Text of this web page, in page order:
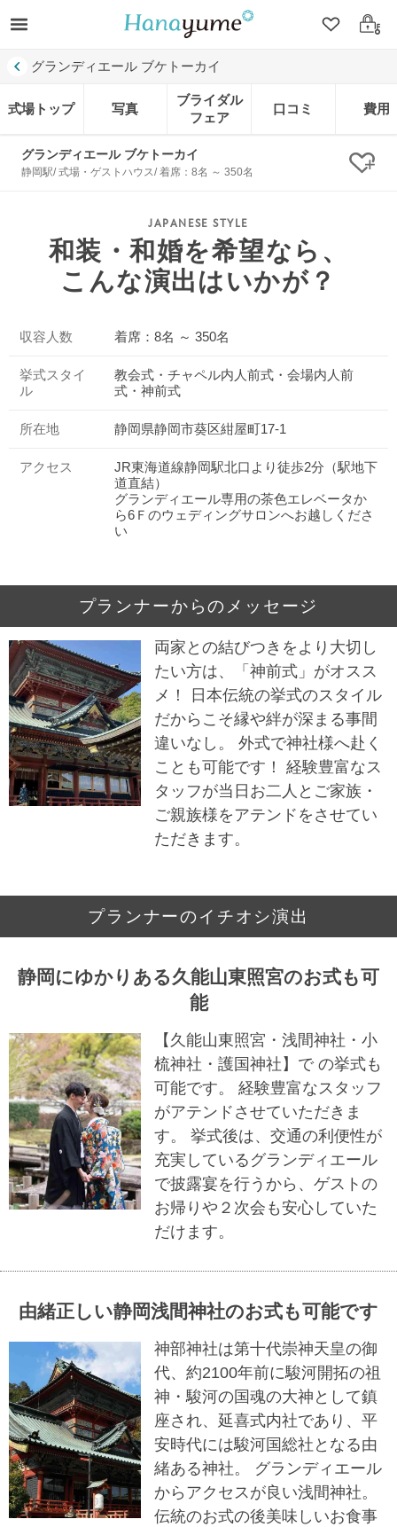
クリップ
ログ
グランディエール ブケトーカイ
式場トップ 写真
ブライダル
フェア
口コミ 費用
グランディエール ブケトーカイ
静岡駅/ 式場・ゲストハウス/ 着席：8名 ～ 350名 ク
和装・和婚を希望なら、
こんな演出はいかが？
収容人数 着席：8名 ～ 350名
挙式スタイ
ル
教会式・チャペル内人前式・会場内人前
式・神前式
所在地 静岡県静岡市葵区紺屋町17-1
アクセス
JR東海道線静岡駅北口より徒歩2分（駅地下
道直結）
グランディエール専用の茶色エレベータか
ら6Ｆのウェディングサロンへお越しくださ
い
プランナーからのメッセージ
両家との結びつきをより大切し
たい方は、「神前式」がオスス
メ！ 日本伝統の挙式のスタイル
だからこそ縁や絆が深まる事間
違いなし。 外式で神社様へ赴く
ことも可能です！ 経験豊富なス
タッフが当日お二人とご家族・
ご親族様をアテンドをさせてい
ただきます。
プランナーのイチオシ演出
静岡にゆかりある久能山東照宮のお式も可
能
【久能山東照宮・浅間神社・小
梳神社・護国神社】で の挙式も
可能です。 経験豊富なスタッフ
がアテンドさせていただきま
す。 挙式後は、交通の利便性が
充実しているグランディエール
で披露宴を行うから、ゲストの
お帰りや２次会も安心していた
だけます。
由緒正しい静岡浅間神社のお式も可能です
神部神社は第十代崇神天皇の御
代、約2100年前に駿河開拓の祖
神・駿河の国魂の大神として鎮
座され、延喜式内社であり、平
安時代には駿河国総社となる由
緒ある神社。 グランディエール
からアクセスが良い浅間神社。
伝統のお式の後美味しいお食事